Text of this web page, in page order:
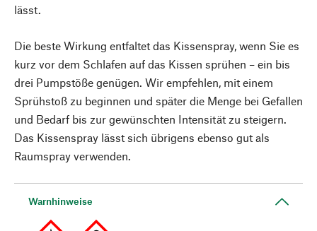
lässt.
Die beste Wirkung entfaltet das Kissenspray, wenn Sie es
kurz vor dem Schlafen auf das Kissen sprühen – ein bis
drei Pumpstöße genügen. Wir empfehlen, mit einem
Sprühstoß zu beginnen und später die Menge bei Gefallen
und Bedarf bis zur gewünschten Intensität zu steigern.
Das Kissenspray lässt sich übrigens ebenso gut als
Raumspray verwenden.
Warnhinweise